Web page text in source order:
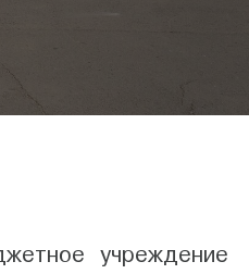
учреждение